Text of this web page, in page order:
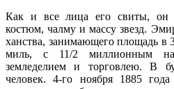
Как и все лица его свиты, он
костюм, чалму и массу звезд.
ханства, занимающего площадь в
миль, с 11/2 миллионным
земледелием и торговлею. В
человек. 4-го ноября 1885